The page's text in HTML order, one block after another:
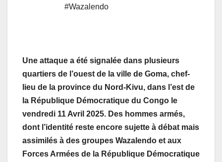
#Wazalendo
Une attaque a été signalée dans plusieurs
quartiers de l’ouest de la ville de Goma, chef-
lieu de la province du Nord-Kivu, dans l’est de
la République Démocratique du Congo le
vendredi 11 Avril 2025. Des hommes armés,
dont l’identité reste encore sujette à débat mais
assimilés à des groupes Wazalendo et aux
Forces Armées de la République Démocratique